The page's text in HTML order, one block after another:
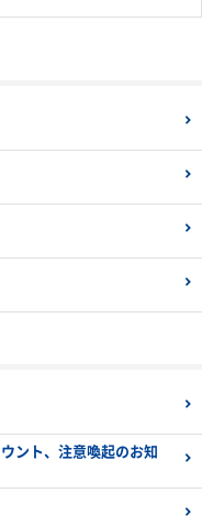
ント、注意喚起のお知